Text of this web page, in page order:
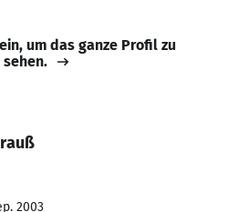
um das ganze Profil zu
sehen.
2003